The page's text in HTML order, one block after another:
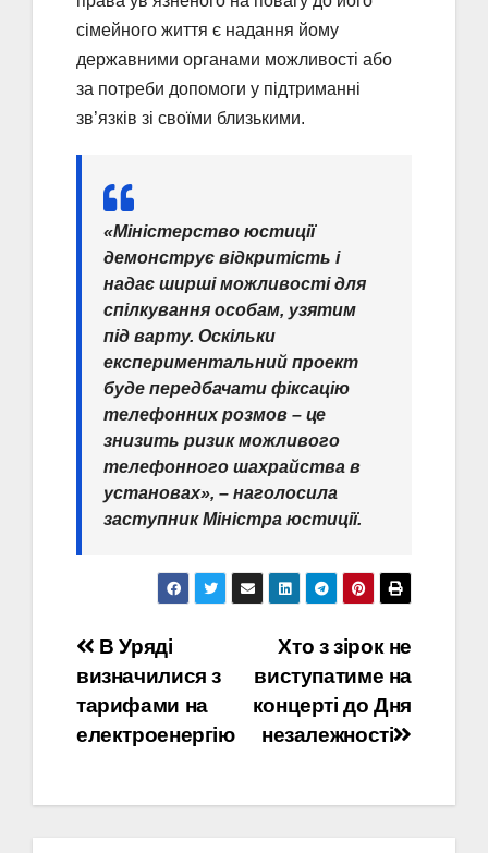
сімейного життя є надання йому
державними органами можливості або
за потреби допомоги у підтриманні
зв’язків зі своїми близькими.
«Міністерство юстиції
демонструє відкритість і
надає ширші можливості для
спілкування особам, узятим
під варту. Оскільки
експериментальний проект
буде передбачати фіксацію
телефонних розмов – це
знизить ризик можливого
телефонного шахрайства в
установах», – наголосила
заступник Міністра юстиції.
Навігація
записів
Хто з зірок не
виступатиме на
концерті до Дня
незалежності
В Уряді
визначилися з
тарифами на
електроенергію